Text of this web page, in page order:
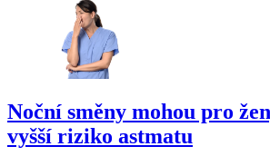
Noční směny mohou pro
vyšší riziko astmatu